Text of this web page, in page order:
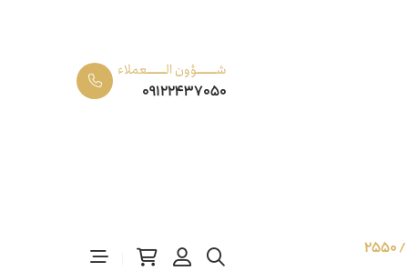
شـــــــؤون الـــــــعملاء
09122437050
700 قصبة / 2550